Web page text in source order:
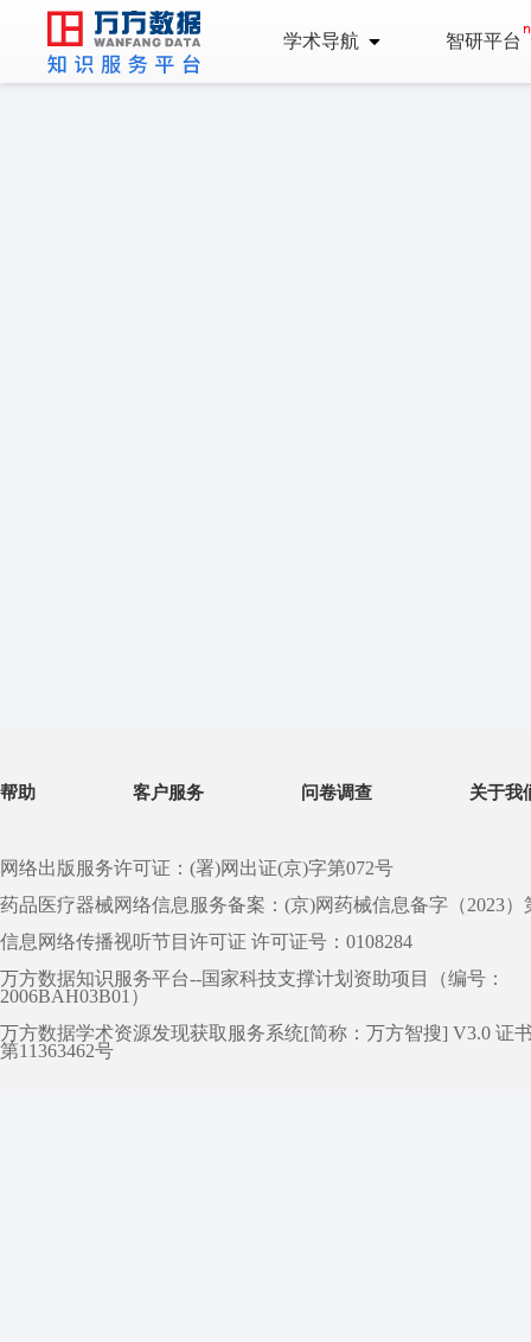
学术导航 智研平台
帮助 客户服务 问卷调查 关于我
网络出版服务许可证：(署)网出证(京)字第072号
药品医疗器械网络信息服务备案：(京)网药械信息备字（2023）
信息网络传播视听节目许可证 许可证号：0108284
万方数据知识服务平台--国家科技支撑计划资助项目（编号：
2006BAH03B01）
万方数据学术资源发现获取服务系统[简称：万方智搜] V3.0 证
第11363462号